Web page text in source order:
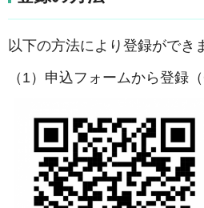
以下の方法により登録ができ
（1）申込フォームから登録